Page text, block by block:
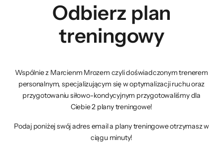
Odbierz plan
treningowy
Wspólnie z Marcienm Mrozem czyli doświadczonym trenerem
personalnym, specjalizującym się w optymalizacji ruchu oraz
przygotowaniu siłowo-kondycyjnym przygotowaliśmy dla
Ciebie 2 plany treningowe!
Podaj poniżej swój adres email a plany treningowe otrzymasz w
ciągu minuty!